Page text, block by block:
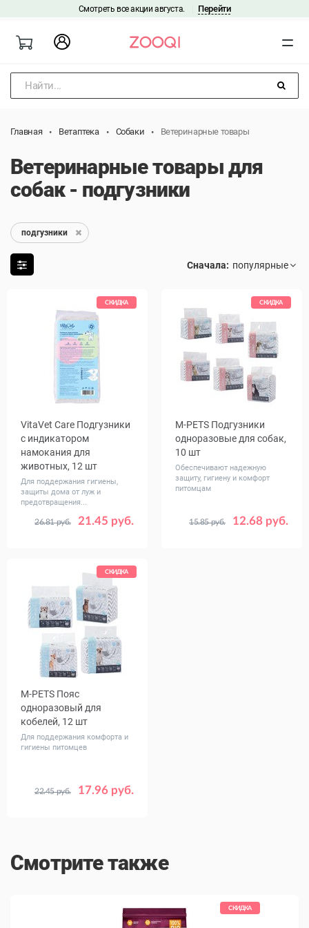
Смотреть все акции августа. Перейти
Найти...
Главная Ветаптека Собаки Ветеринарные товары
Ветеринарные товары для
собак - подгузники
подгузники
Сначала:
СКИДКА
VitaVet Care Подгузники
с индикатором
намокания для
животных, 12 шт
Для поддержания гигиены,
защиты дома от луж и
предотвращения...
21.45 руб.
26.81 руб.
Размер №3 M
№4 L
№2 S
СКИДКА
M-PETS Подгузники
одноразовые для собак,
10 шт
Обеспечивают надежную
защиту, гигиену и комфорт
питомцам
12.68 руб.
15.85 руб.
Размер №1 XS
№2 S
СКИДКА
M-PETS Пояс
одноразовый для
кобелей, 12 шт
Для поддержания комфорта и
гигиены питомцев
17.96 руб.
22.45 руб.
Размер №1 S
№2 M
Смотрите также
СКИДКА